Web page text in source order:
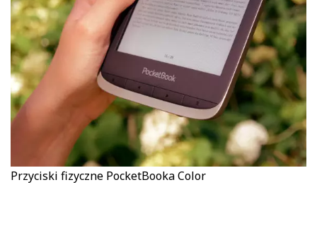
Przyciski fizyczne PocketBooka Color